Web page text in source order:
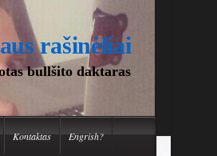
rašinėliai
bullšito daktaras
Kontaktas Engrish?